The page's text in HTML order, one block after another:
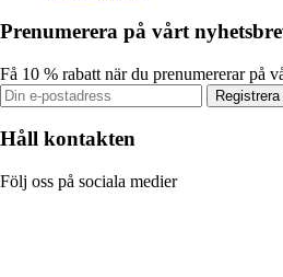
Prenumerera på vårt
Få 10 % rabatt när du prenumererar på
Håll kontakten
Följ oss på sociala medier